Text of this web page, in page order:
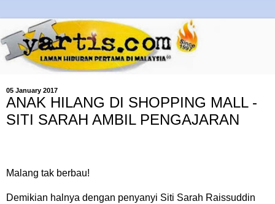
05 January 2017
ANAK HILANG DI SHOPPING MALL -
SITI SARAH AMBIL PENGAJARAN
Malang tak berbau!
Demikian halnya dengan penyanyi Siti Sarah Raissuddin